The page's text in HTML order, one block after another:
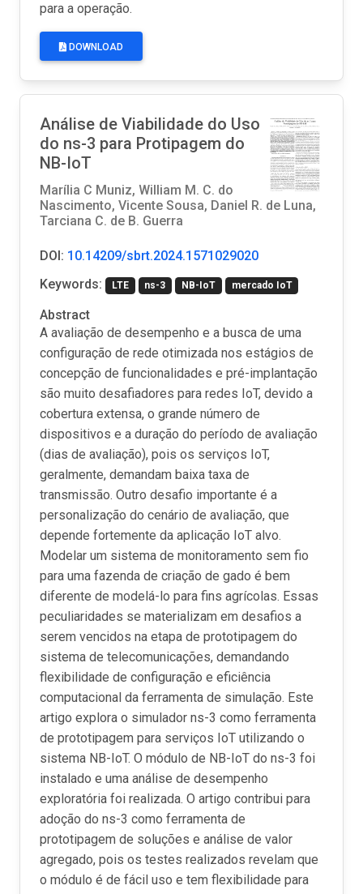
para a operação.
DOWNLOAD
Análise de Viabilidade do Uso
do ns-3 para Protipagem do
NB-IoT
Marília C Muniz, William M. C. do
Nascimento, Vicente Sousa, Daniel R. de Luna,
Tarciana C. de B. Guerra
DOI: 10.14209/sbrt.2024.1571029020
Keywords:
LTE ns-3 NB-IoT mercado IoT
Abstract
A avaliação de desempenho e a busca de uma
configuração de rede otimizada nos estágios de
concepção de funcionalidades e pré-implantação
são muito desafiadores para redes IoT, devido a
cobertura extensa, o grande número de
dispositivos e a duração do período de avaliação
(dias de avaliação), pois os serviços IoT,
geralmente, demandam baixa taxa de
transmissão. Outro desafio importante é a
personalização do cenário de avaliação, que
depende fortemente da aplicação IoT alvo.
Modelar um sistema de monitoramento sem fio
para uma fazenda de criação de gado é bem
diferente de modelá-lo para fins agrícolas. Essas
peculiaridades se materializam em desafios a
serem vencidos na etapa de prototipagem do
sistema de telecomunicações, demandando
flexibilidade de configuração e eficiência
computacional da ferramenta de simulação. Este
artigo explora o simulador ns-3 como ferramenta
de prototipagem para serviços IoT utilizando o
sistema NB-IoT. O módulo de NB-IoT do ns-3 foi
instalado e uma análise de desempenho
exploratória foi realizada. O artigo contribui para
adoção do ns-3 como ferramenta de
prototipagem de soluções e análise de valor
agregado, pois os testes realizados revelam que
o módulo é de fácil uso e tem flexibilidade para